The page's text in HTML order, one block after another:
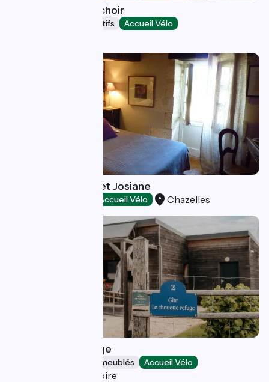
Gîte d'étape Le Nichoir
Hébergements collectifs Accueil Vélo
Le Luquet - Breuillet Josiane
Accueil Vélo Chazelles
Le Chouette Refuge
Gîtes et locations de meublés Accueil Vélo
Chaumont-sur-Loire